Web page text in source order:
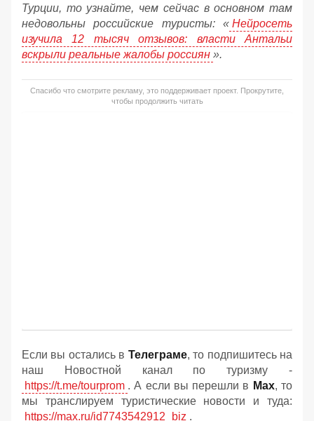
Турции, то узнайте, чем сейчас в основном там
недовольны российские туристы: « Нейросеть
изучила 12 тысяч отзывов: власти Антальи
вскрыли реальные жалобы россиян ».
Спасибо что смотрите рекламу, это поддерживает проект. Прокрутите,
чтобы продолжить читать
Если вы остались в Телеграме, то подпишитесь на
наш Новостной канал по туризму -
https://t.me/tourprom . А если вы перешли в Мах, то
мы транслируем туристические новости и туда:
https://max.ru/id7743542912_biz .